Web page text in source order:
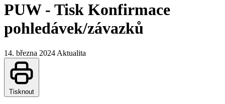
PUW - Tisk Konfirmace
pohledávek/závazků
14. března 2024 Aktualita
Tisknout